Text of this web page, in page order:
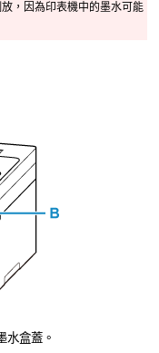
，因為印表機中的墨水可能
水盒蓋。